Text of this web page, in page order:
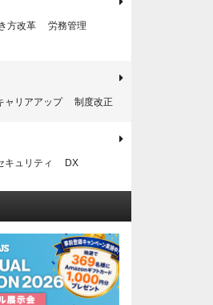
方改革
労務管理
ャリアアップ 制度改正
キュリティ DX